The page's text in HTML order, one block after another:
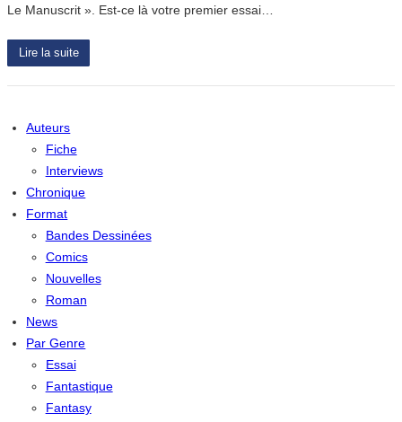
Le Manuscrit ». Est-ce là votre premier essai…
Lire la suite
Auteurs
Fiche
Interviews
Chronique
Format
Bandes Dessinées
Comics
Nouvelles
Roman
News
Par Genre
Essai
Fantastique
Fantasy